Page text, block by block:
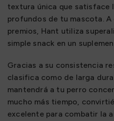
textura única que satisface
profundos de tu mascota.
premios, Hant utiliza
simple snack en un
Gracias a su consistencia
clasifica como de larga
mantendrá a tu perro
mucho más tiempo,
excelente para combatir la